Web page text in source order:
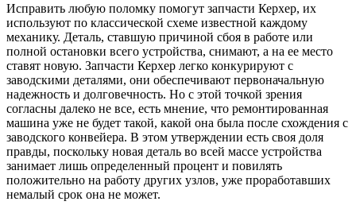
Исправить любую поломку помогут запчасти Керхер, их
используют по классической схеме известной каждому
механику. Деталь, ставшую причиной сбоя в работе или
полной остановки всего устройства, снимают, а на ее место
ставят новую. Запчасти Керхер легко конкурируют с
заводскими деталями, они обеспечивают первоначальную
надежность и долговечность. Но с этой точкой зрения
согласны далеко не все, есть мнение, что ремонтированная
машина уже не будет такой, какой она была после схождения с
заводского конвейера. В этом утверждении есть своя доля
правды, поскольку новая деталь во всей массе устройства
занимает лишь определенный процент и повилять
положительно на работу других узлов, уже проработавших
немалый срок она не может.